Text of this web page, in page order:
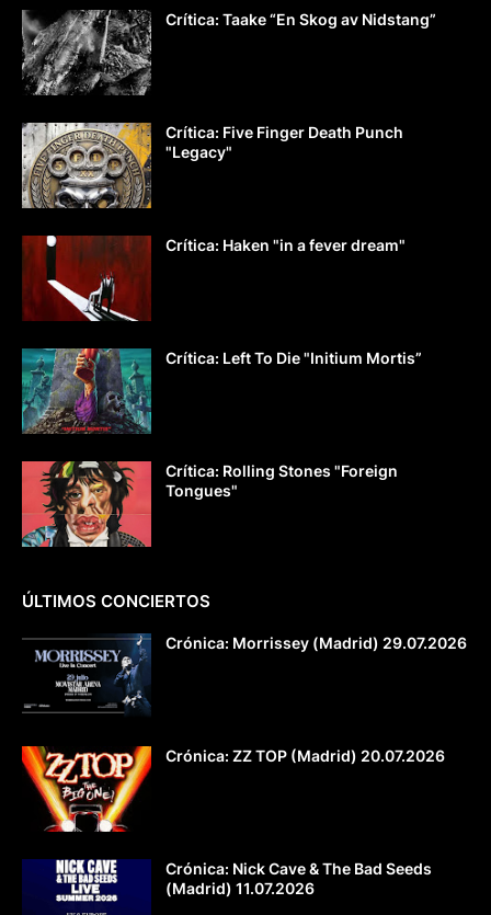
Crítica: Taake “En Skog av Nidstang”
Crítica: Five Finger Death Punch
"Legacy"
Crítica: Haken "in a fever dream"
Crítica: Left To Die "Initium Mortis”
Crítica: Rolling Stones "Foreign
Tongues"
ÚLTIMOS CONCIERTOS
Crónica: Morrissey (Madrid) 29.07.2026
Crónica: ZZ TOP (Madrid) 20.07.2026
Crónica: Nick Cave & The Bad Seeds
(Madrid) 11.07.2026